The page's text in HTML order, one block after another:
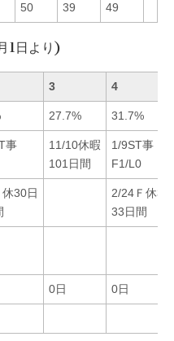
50 39 49
1日より)
3 4
27.7% 31.7%
事
11/10休暇
101日間
1/9ST事
F1/L0
30日
2/24Ｆ休30
33日間
0日 0日